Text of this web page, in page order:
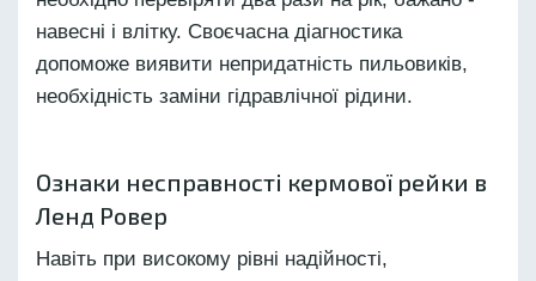
навесні і влітку. Своєчасна діагностика
допоможе виявити непридатність пильовиків,
необхідність заміни гідравлічної рідини.
Ознаки несправності кермової рейки в
Ленд Ровер
Навіть при високому рівні надійності,